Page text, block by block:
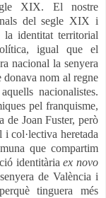
XIX. El nostre
del segle XIX i
identitat territorial
igual que el
nacional la senyera
nom al regne
nacionalistes.
pel franquisme,
de Joan Fuster, però
col·lectiva heretada
que compartim
identitàriaex novo
de València i
tinguera més